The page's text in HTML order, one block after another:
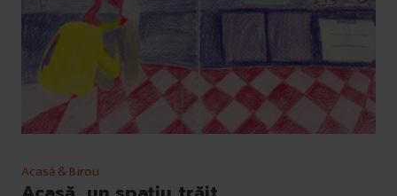
Acasă & Birou